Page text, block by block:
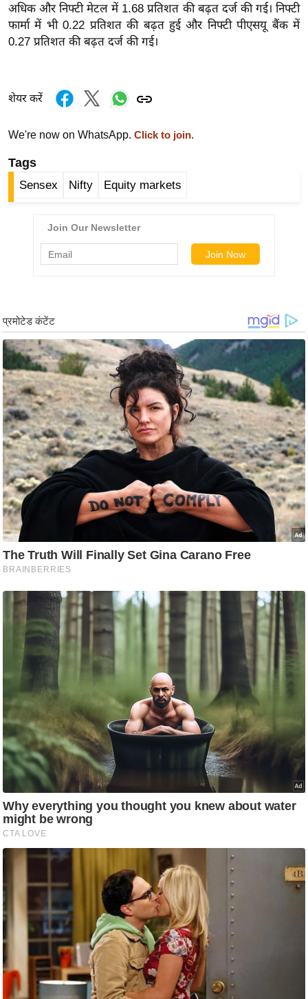
त
ऑ
टो
न्यू
ब्री
फ
म
बॉ
ली
वु
ड
हॉ
ली
वु
ड
फि
ल्म
स
मी
क्षा
B
r
e
g
w
s
ला
इ
फ
इ
क्नॉ
जी
ब्यू
टी
अधिक और निफ्टी मेटल में 1.68 प्रतिशत की बढ़त दर्ज की गई। निफ्टी
फार्मा में भी 0.22 प्रतिशत की बढ़त हुई और निफ्टी पीएसयू बैंक में
0.27 प्रतिशत की बढ़त दर्ज की गई।
शेयर करें
We're now on WhatsApp. Click to join.
Tags
Sensex Nifty Equity markets